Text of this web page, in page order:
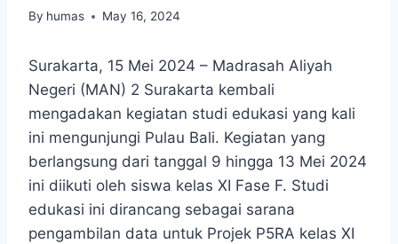
By humas May 16, 2024
Surakarta, 15 Mei 2024 – Madrasah Aliyah
Negeri (MAN) 2 Surakarta kembali
mengadakan kegiatan studi edukasi yang kali
ini mengunjungi Pulau Bali. Kegiatan yang
berlangsung dari tanggal 9 hingga 13 Mei 2024
ini diikuti oleh siswa kelas XI Fase F. Studi
edukasi ini dirancang sebagai sarana
pengambilan data untuk Projek P5RA kelas XI